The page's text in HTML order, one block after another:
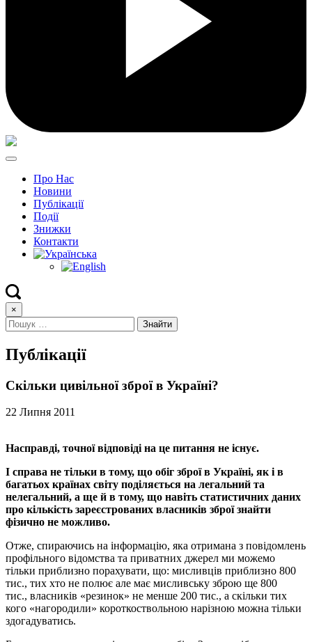
Про Нас
Новини
Публікації
Події
Знижки
Контакти
×
Публікації
Скільки цивільної зброї в Україні?
22 Липня 2011
Насправді, точної відповіді на це питання не існує.
І справа не тільки в тому, що обіг зброї в Україні, як і в
багатьох країнах світу поділяється на легальний та
нелегальний, а ще й в тому, що навіть статистичних даних
про кількість зареєстрованих власників зброї знайти
фізично не можливо.
Отже, спираючись на інформацію, яка отримана з повідомлень
профільного відомства та приватних джерел ми можемо
тільки приблизно порахувати, що: мисливців приблизно 800
тис., тих хто не полює але має мисливську зброю ще 800
тис., власників «резинок» не менше 200 тис., а скільки тих
кого «нагородили» короткоствольною нарізною можна тільки
здогадуватись.